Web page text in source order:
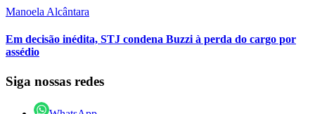
Manoela Alcântara
Em decisão inédita, STJ condena Buzzi à perda do cargo por
assédio
Siga nossas redes